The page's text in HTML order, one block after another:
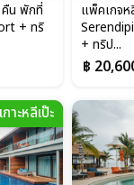
คืน พักที่
+ ทริ
แพ็คเกจ
+ ทริป...
฿
เกาะหลีเป๊ะ